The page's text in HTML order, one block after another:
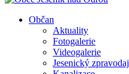
Občan
Aktuality
Fotogalerie
Videogalerie
Jesenický zpravodaj